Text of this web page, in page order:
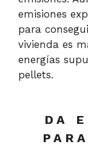
emisiones
para
vivienda es
energías
pellets.
DA
PARA